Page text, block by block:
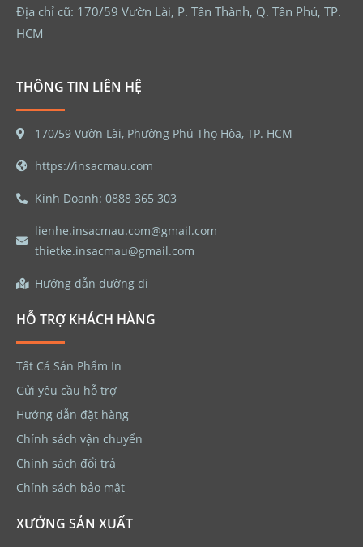
Địa chỉ cũ: 170/59 Vườn Lài, P. Tân Thành, Q. Tân Phú, TP.
HCM
THÔNG TIN LIÊN HỆ
170/59 Vườn Lài, Phường Phú Thọ Hòa, TP. HCM
https://insacmau.com
Kinh Doanh: 0888 365 303
lienhe.insacmau.com@gmail.com
thietke.insacmau@gmail.com
Hướng dẫn đường di
HỖ TRỢ KHÁCH HÀNG
Tất Cả Sản Phẩm In
Gửi yêu cầu hỗ trợ
Hướng dẫn đặt hàng
Chính sách vận chuyển
Chính sách đổi trả
Chính sách bảo mật
XƯỞNG SẢN XUẤT